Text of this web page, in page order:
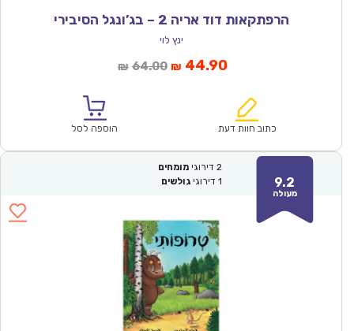
הרפתקאות דוד אריה 2 – בג’ונגל הסיבירי
ינץ לוי
₪ 64.00המחיר
₪64.00.
₪ 44.90המחיר
הוא:
כתוב חוות דעת הוספה לסל
9.2
מעולה
2 דירוגי מומחים
1 דירוגי גולשים